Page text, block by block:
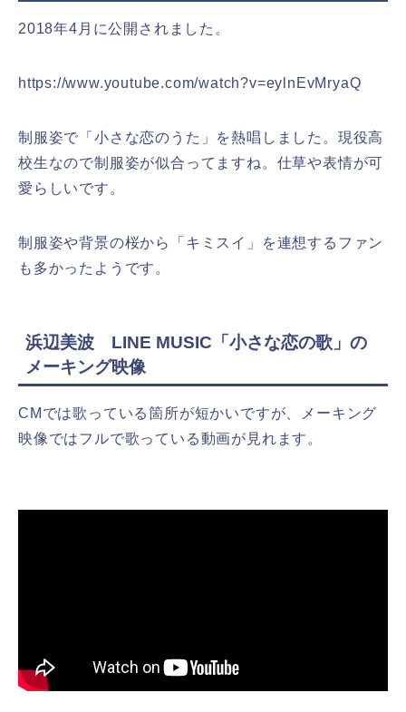
2018年4月に公開されました。
https://www.youtube.com/watch?v=eylnEvMryaQ
制服姿で「小さな恋のうた」を熱唱しました。現役高
校生なので制服姿が似合ってますね。仕草や表情が可
愛らしいです。
制服姿や背景の桜から「キミスイ」を連想するファン
も多かったようです。
浜辺美波 LINE MUSIC「小さな恋の歌」の
メーキング映像
CMでは歌っている箇所が短かいですが、メーキング
映像ではフルで歌っている動画が見れます。